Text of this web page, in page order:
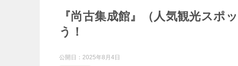
『尚古集成館』（人気観光スポ
う！
公開日： 2025年8月4日